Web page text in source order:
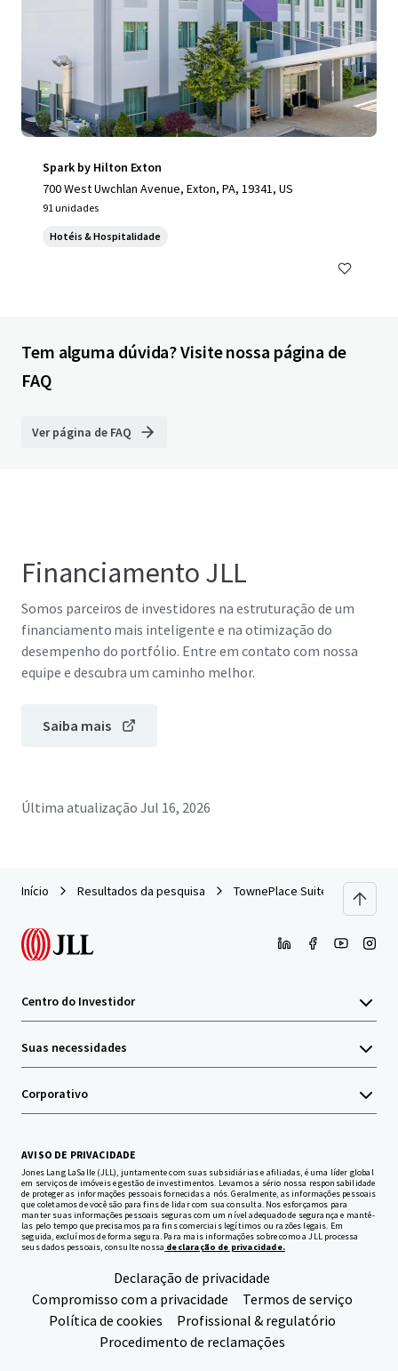
Spark by Hilton Exton
700 West Uwchlan Avenue, Exton, PA, 19341, US
91 unidades
Hotéis & Hospitalidade
Tem alguma dúvida? Visite nossa página de
FAQ
Ver página de FAQ
Financiamento JLL
Somos parceiros de investidores na estruturação de um
financiamento mais inteligente e na otimização do
desempenho do portfólio. Entre em contato com nossa
equipe e descubra um caminho melhor.
Saiba mais
Última atualização Jul 16, 2026
Início Resultados da pesquisa TownePlace Suites Harrisburg
Centro do Investidor
Suas necessidades
Corporativo
AVISO DE PRIVACIDADE
Jones Lang LaSalle (JLL), juntamente com suas subsidiárias e afiliadas, é uma líder global
em serviços de imóveis e gestão de investimentos. Levamos a sério nossa responsabilidade
de proteger as informações pessoais fornecidas a nós. Geralmente, as informações pessoais
que coletamos de você são para fins de lidar com sua consulta. Nos esforçamos para
manter suas informações pessoais seguras com um nível adequado de segurança e mantê-
las pelo tempo que precisamos para fins comerciais legítimos ou razões legais. Em
seguida, excluímos de forma segura. Para mais informações sobre como a JLL processa
seus dados pessoais, consulte nossa declaração de privacidade.
Declaração de privacidade
Compromisso com a privacidade
Termos de serviço
Política de cookies
Profissional & regulatório
Procedimento de reclamações